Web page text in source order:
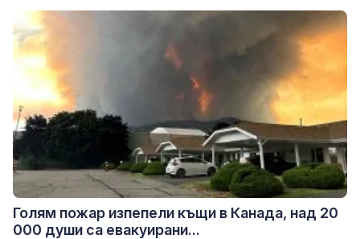
Голям пожар изпепели къщи в Канада, над 20
000 души са евакуирани...